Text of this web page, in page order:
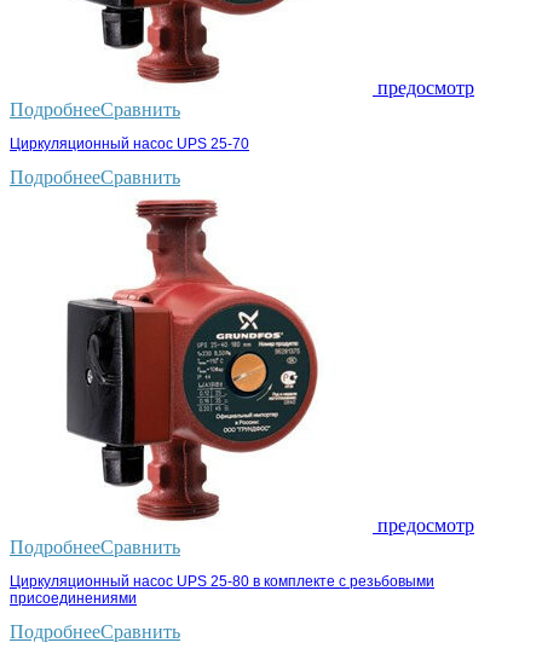
предосмотр
ПодробнееСравнить
Циркуляционный насос UPS 25-70
ПодробнееСравнить
предосмотр
ПодробнееСравнить
Циркуляционный насос UPS 25-80 в комплекте с резьбовыми
присоединениями
ПодробнееСравнить